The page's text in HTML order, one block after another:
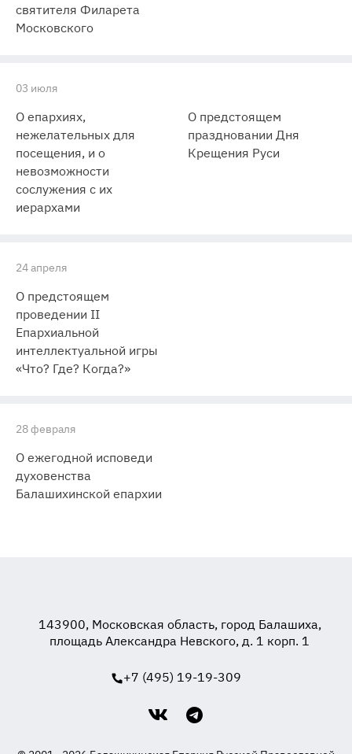
святителя Филарета
Московского
03 июля
О епархиях,
нежелательных для
посещения, и о
невозможности
сослужения с их
иерархами
О предстоящем
праздновании Дня
Крещения Руси
24 апреля
О предстоящем
проведении II
Епархиальной
интеллектуальной игры
«Что? Где? Когда?»
28 февраля
О ежегодной исповеди
духовенства
Балашихинской епархии
143900, Московская область, город Балашиха,
площадь Александра Невского, д. 1 корп. 1
+7 (495) 19-19-309